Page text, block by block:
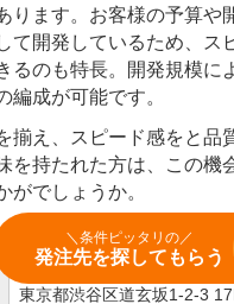
ります。お客様の予算や
て開発しているため、ス
るのも特長。開発規模に
編成が可能です。
揃え、スピード感をと品
を持たれた方は、この機
がでしょうか。
東京都渋谷区道玄坂1-2-3
＼条件ピッタリの／
発注先を探してもらう